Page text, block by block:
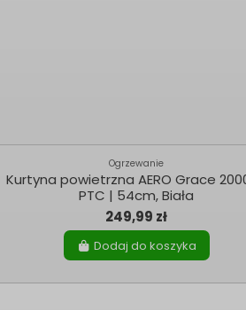
Ogrzewanie
Kurtyna powietrzna AERO Grace
PTC | 54cm, Biała
249,99 zł
Dodaj do koszyka